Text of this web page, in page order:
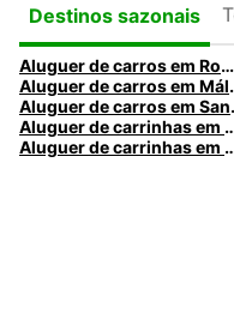
Destinos sazonais
Aluguer de carros em Roma
Aluguer de
Aluguer de